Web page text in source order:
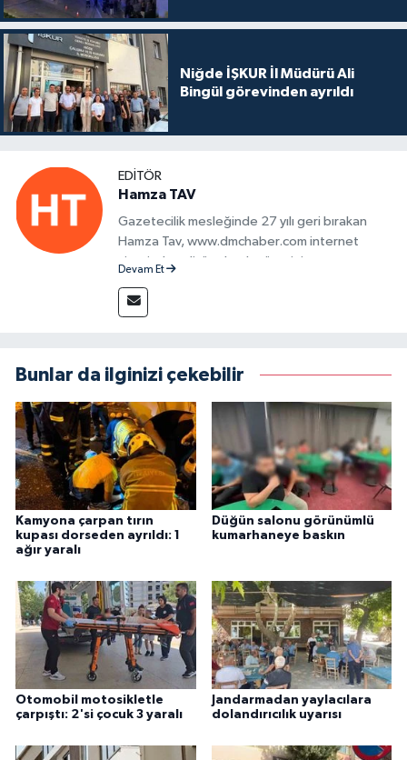
Niğde İŞKUR İl Müdürü Ali
Bingül görevinden ayrıldı
EDITÖR
Hamza TAV
Gazetecilik mesleğinde 27 yılı geri bırakan
Hamza Tav, www.dmchaber.com internet
sitesinde editör olarak görevini
Devam Et
Bunlar da ilginizi çekebilir
Kamyona çarpan tırın
kupası dorseden ayrıldı: 1
ağır yaralı
Düğün salonu görünümlü
kumarhaneye baskın
Otomobil motosikletle
çarpıştı: 2'si çocuk 3 yaralı
Jandarmadan yaylacılara
dolandırıcılık uyarısı